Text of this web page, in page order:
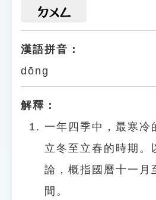
ㄉㄨㄥ
漢語拼音：
dōng
解釋：
一年四季中，最寒冷
立冬至立春的時期。
論，概指國曆十一月
間。